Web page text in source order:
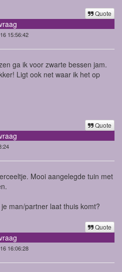
Quote
15:56:42
ga ik voor zwarte bessen jam.
Ligt ook net waar ik het op
Quote
Mooi aangelegde tuin met
man/partner laat thuis komt?
Quote
16:06:28